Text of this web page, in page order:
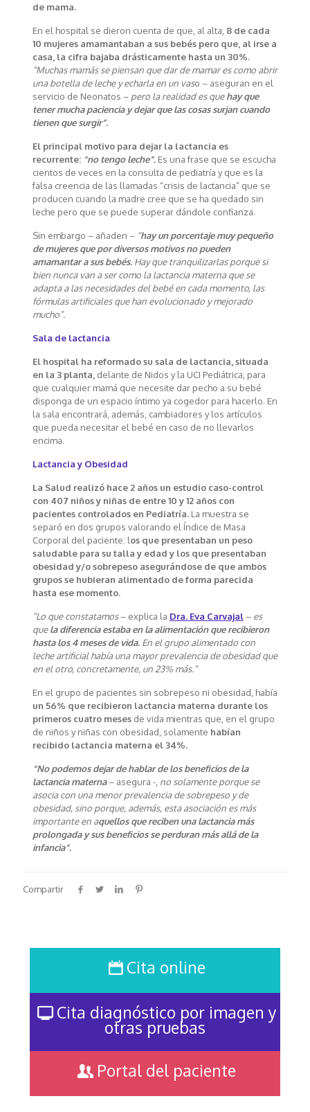
de mama.
En el hospital se dieron cuenta de que, al alta, 8 de cada
10 mujeres amamantaban a sus bebés pero que, al irse a
casa, la cifra bajaba drásticamente hasta un 30%.
“Muchas mamás se piensan que dar de mamar es como abrir
una botella de leche y echarla en un vaso – aseguran en el
servicio de Neonatos – pero la realidad es quehay que
tener mucha paciencia y dejar que las cosas surjan cuando
tienen que surgir”.
El principal motivo para dejar la lactancia es
recurrente: “no tengo leche”. Es una frase que se escucha
cientos de veces en la consulta de pediatría y que es la
falsa creencia de las llamadas “crisis de lactancia” que se
producen cuando la madre cree que se ha quedado sin
leche pero que se puede superar dándole confianza.
Sin embargo – añaden – “hay un porcentaje muy pequeño
de mujeres que por diversos motivos no pueden
amamantar a sus bebés.Hay que tranquilizarlas porque si
bien nunca van a ser como la lactancia materna que se
adapta a las necesidades del bebé en cada momento, las
fórmulas artificiales que han evolucionado y mejorado
mucho”.
Sala de lactancia
El hospital ha reformado su sala de lactancia, situada
en la 3 planta, delante de Nidos y la UCI Pediátrica, para
que cualquier mamá que necesite dar pecho a su bebé
disponga de un espacio íntimo ya cogedor para hacerlo. En
la sala encontrará, además, cambiadores y los artículos
que pueda necesitar el bebé en caso de no llevarlos
encima.
Lactancia y Obesidad
La Salud realizó hace 2 años un estudio caso-control
con 407 niños y niñas de entre 10 y 12 años con
pacientes controlados en Pediatría.La muestra se
separó en dos grupos valorando el Índice de Masa
Corporal del paciente: los que presentaban un peso
saludable para su talla y edad y los que presentaban
obesidad y/o sobrepeso asegurándose de que ambos
grupos se hubieran alimentado de forma parecida
hasta ese momento.
“Lo que constatamos– explica la Dra. Eva Carvajal– es
quela diferencia estaba en la alimentación que recibieron
hasta los 4 meses de vida.En el grupo alimentado con
leche artificial había una mayor prevalencia de obesidad que
en el otro, concretamente, un 23% más.”
En el grupo de pacientes sin sobrepeso ni obesidad, había
un 56% que recibieron lactancia materna durante los
primeros cuatro mesesde vida mientras que, en el grupo
de niños y niñas con obesidad, solamente habían
recibido lactancia materna el 34%.
“No podemos dejar de hablar de los beneficios de la
lactancia materna– asegura -, no solamente porque se
asocia con una menor prevalencia de sobrepeso y de
obesidad, sino porque, además, esta asociación es más
importante en aquellos que reciben una lactancia más
prolongada y sus beneficios se perduran más allá de la
infancia”.
Compartir
Cita online
Cita diagnóstico por imagen y
otras pruebas
Portal del paciente